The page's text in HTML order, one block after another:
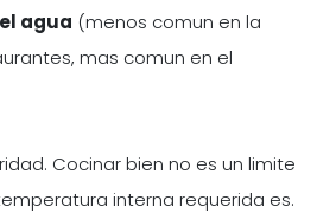
agua (menos comun en la
mas comun en el
Cocinar bien no es un limite
interna requerida es.